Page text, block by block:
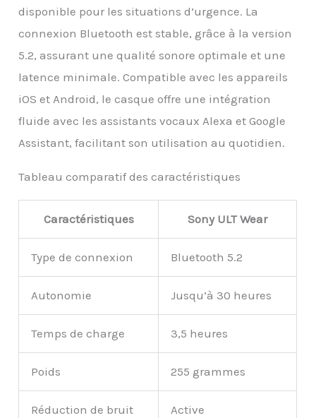
Alexa avec mot
d’activation, design
pliable.
disponible pour les situations d’urgence. La
connexion Bluetooth est stable, grâce à la version
5.2, assurant une qualité sonore optimale et une
latence minimale. Compatible avec les appareils
iOS et Android, le casque offre une intégration
fluide avec les assistants vocaux Alexa et Google
Assistant, facilitant son utilisation au quotidien.
Tableau comparatif des caractéristiques
Caractéristiques Sony ULT Wear
Type de connexion Bluetooth 5.2
Autonomie Jusqu’à 30 heures
Temps de charge 3,5 heures
Poids 255 grammes
Réduction de bruit Active